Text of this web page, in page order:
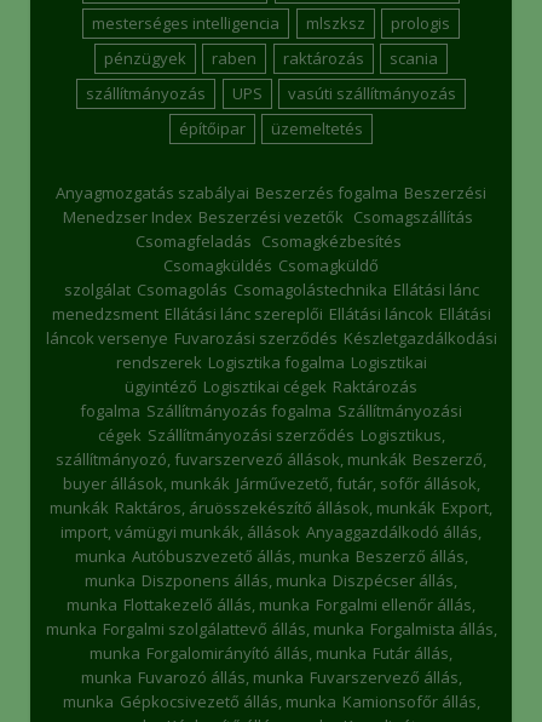
mesterséges intelligencia
mlszksz
prologis
pénzügyek
raben raktározás
scania
szállítmányozás
UPS
vasúti szállítmányozás
építőipar
üzemeltetés
Anyagmozgatás szabályai Beszerzés fogalma Beszerzési
Menedzser Index Beszerzési vezetők Csomagszállítás
Csomagfeladás Csomagkézbesítés
Csomagküldés Csomagküldő
szolgálat Csomagolás Csomagolástechnika Ellátási lánc
menedzsment Ellátási lánc szereplői Ellátási láncok Ellátási
láncok versenye Fuvarozási szerződés Készletgazdálkodási
rendszerek Logisztika fogalma Logisztikai
ügyintéző Logisztikai cégek Raktározás
fogalma Szállítmányozás fogalma Szállítmányozási
cégek Szállítmányozási szerződés Logisztikus,
szállítmányozó, fuvarszervező állások, munkák Beszerző,
buyer állások, munkák Járművezető, futár, sofőr állások,
munkák Raktáros, áruösszekészítő állások, munkák Export,
import, vámügyi munkák, állások Anyaggazdálkodó állás,
munka Autóbuszvezető állás, munka Beszerző állás,
munka Diszponens állás, munka Diszpécser állás,
munka Flottakezelő állás, munka Forgalmi ellenőr állás,
munka Forgalmi szolgálattevő állás, munka Forgalmista állás,
munka Forgalomirányító állás, munka Futár állás,
munka Fuvarozó állás, munka Fuvarszervező állás,
munka Gépkocsivezető állás, munka Kamionsofőr állás,